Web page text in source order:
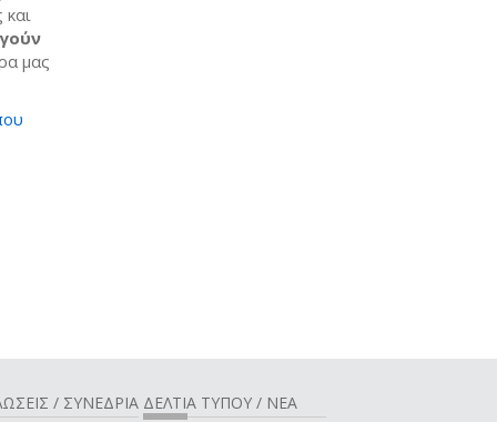
μας
/ ΣΥΝΕΔΡΙΑ ΔΕΛΤΙΑ ΤΥΠΟΥ / ΝΕΑ